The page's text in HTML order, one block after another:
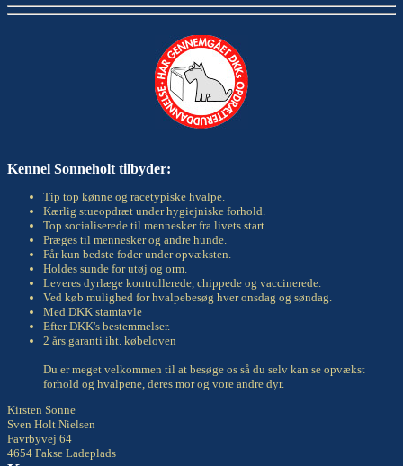
Kennel Sonneholt tilbyder:
Tip top kønne og racetypiske hvalpe.
Kærlig stueopdræt under hygiejniske forhold.
Top socialiserede til mennesker fra livets start.
Præges til mennesker og andre hunde.
Får kun bedste foder under opvæksten.
Holdes sunde for utøj og orm.
Leveres dyrlæge kontrollerede, chippede og vaccinerede.
Ved køb mulighed for hvalpebesøg hver onsdag og søndag.
Med DKK stamtavle
Efter DKK's bestemmelser.
2 års garanti iht. købeloven
Du er meget velkommen til at besøge os så du selv kan se opvækst
forhold og hvalpene, deres mor og vore andre dyr.
Kirsten Sonne
Sven Holt Nielsen
Favrbyvej 64
4654 Fakse Ladeplads